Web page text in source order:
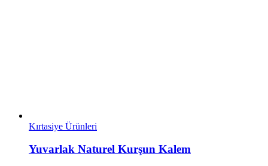
Kırtasiye Ürünleri
Yuvarlak Naturel Kurşun Kalem